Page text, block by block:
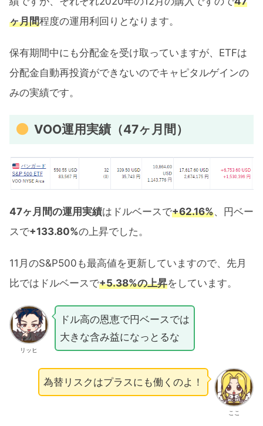
ヶ月間程度の運用利回りとなります。
保有期間中にも分配金を受け取っていますが、ETFは
分配金自動再投資ができないのでキャピタルゲインの
みの実績です。
VOO運用実績（47ヶ月間）
47ヶ月間の運用実績はドルベースで+62.16%、円ベー
スで+133.80%の上昇でした。
11月のS&P500も最高値を更新していますので、先月
比ではドルベースで+5.38%の上昇をしています。
リッヒ
ドル高の恩恵で円ベースでは
大きな含み益になっとるな
ここ
為替リスクはプラスにも働くのよ！